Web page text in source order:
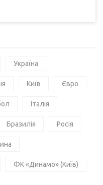
Україна
Київ Євро
Італія
Бразилія Росія
ФК «Динамо» (Київ)